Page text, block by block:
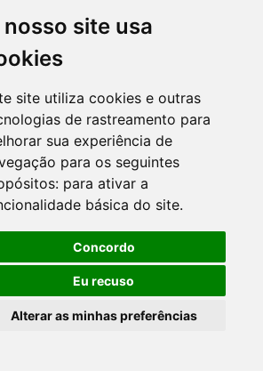
nosso site usa
site utiliza cookies e outras
de rastreamento para
sua experiência de
para os seguintes
para ativar a
básica do site.
Concordo
Eu recuso
Alterar as minhas preferências